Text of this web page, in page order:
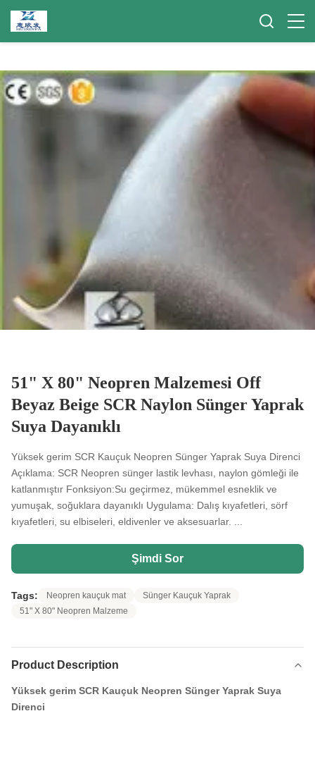
51" X 80" Neopren Malzemesi Off
Beyaz Beige SCR Naylon Sünger Yaprak
Suya Dayanıklı
Yüksek gerim SCR Kauçuk Neopren Sünger Yaprak Suya Direnci
Açıklama: SCR Neopren sünger lastik levhası, naylon gömleği ile
katlanmıştır Fonksiyon:Su geçirmez, mükemmel esneklik ve
yumuşak, soğuklara dayanıklı Uygulama: Dalış kıyafetleri, sörf
kıyafetleri, su elbiseleri, eldivenler ve aksesuarlar. ...
Şimdi Sor
Tags: Neopren kauçuk mat
Sünger Kauçuk Yaprak
51" X 80" Neopren Malzeme
Product Description
Yüksek gerim SCR Kauçuk Neopren Sünger Yaprak Suya
Direnci